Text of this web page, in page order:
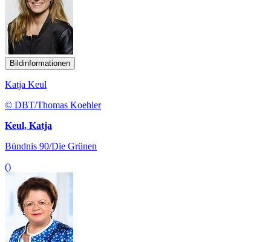
Bildinformationen
Katja Keul
© DBT/Thomas Koehler
Keul, Katja
Bündnis 90/Die Grünen
()